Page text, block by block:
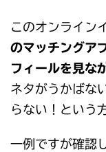
このオンライン
のマッチングア
フィールを見な
ネタがうかばな
らない！という
一例ですが確認